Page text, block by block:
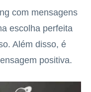
com mensagens
escolha perfeita
Além disso, é
positiva.